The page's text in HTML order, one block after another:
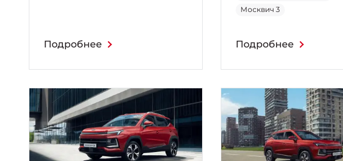
Подробнее
Москвич 3
Подробнее